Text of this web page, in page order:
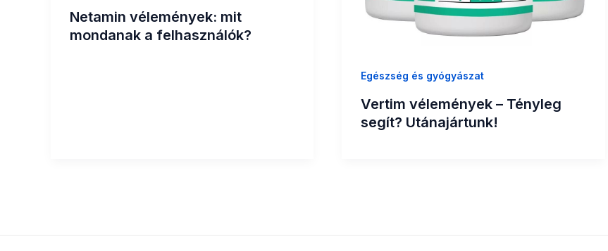
Netamin vélemények: mit
mondanak a felhasználók?
Egészség és gyógyászat
Vertim vélemények – Tényleg
segít? Utánajártunk!